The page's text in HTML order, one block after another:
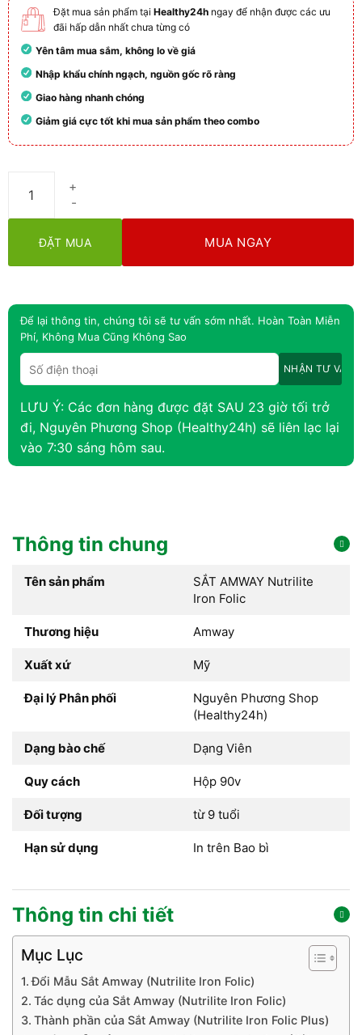
Đặt mua sản phẩm tại Healthy24hngay để nhận được các ưu
đãi hấp dẫn nhất chưa từng có
Yên tâm mua sắm, không lo về giá
Nhập khẩu chính ngạch, nguồn gốc rõ ràng
Giao hàng nhanh chóng
Giảm giá cực tốt khi mua sản phẩm theo combo
ĐẶT MUA MUA NGAY
Để lại thông tin, chúng tôi sẽ tư vấn sớm nhất. Hoàn Toàn Miễn
Phí, Không Mua Cũng Không Sao
LƯU Ý: Các đơn hàng được đặt SAU 23 giờ tối trở
đi, Nguyên Phương Shop (Healthy24h) sẽ liên lạc lại
vào 7:30 sáng hôm sau.
Thông tin chung
Tên sản phẩm
SẮT AMWAY Nutrilite
Iron Folic
Thương hiệu Amway
Xuất xứ Mỹ
Đại lý Phân phối
Nguyên Phương Shop
(Healthy24h)
Dạng bào chế Dạng Viên
Quy cách Hộp 90v
Đối tượng từ 9 tuổi
Hạn sử dụng In trên Bao bì
Thông tin chi tiết
Mục Lục
Đổi Mẫu Sắt Amway (Nutrilite Iron Folic)
Tác dụng của Sắt Amway (Nutrilite Iron Folic)
Thành phần của Sắt Amway (Nutrilite Iron Folic Plus)